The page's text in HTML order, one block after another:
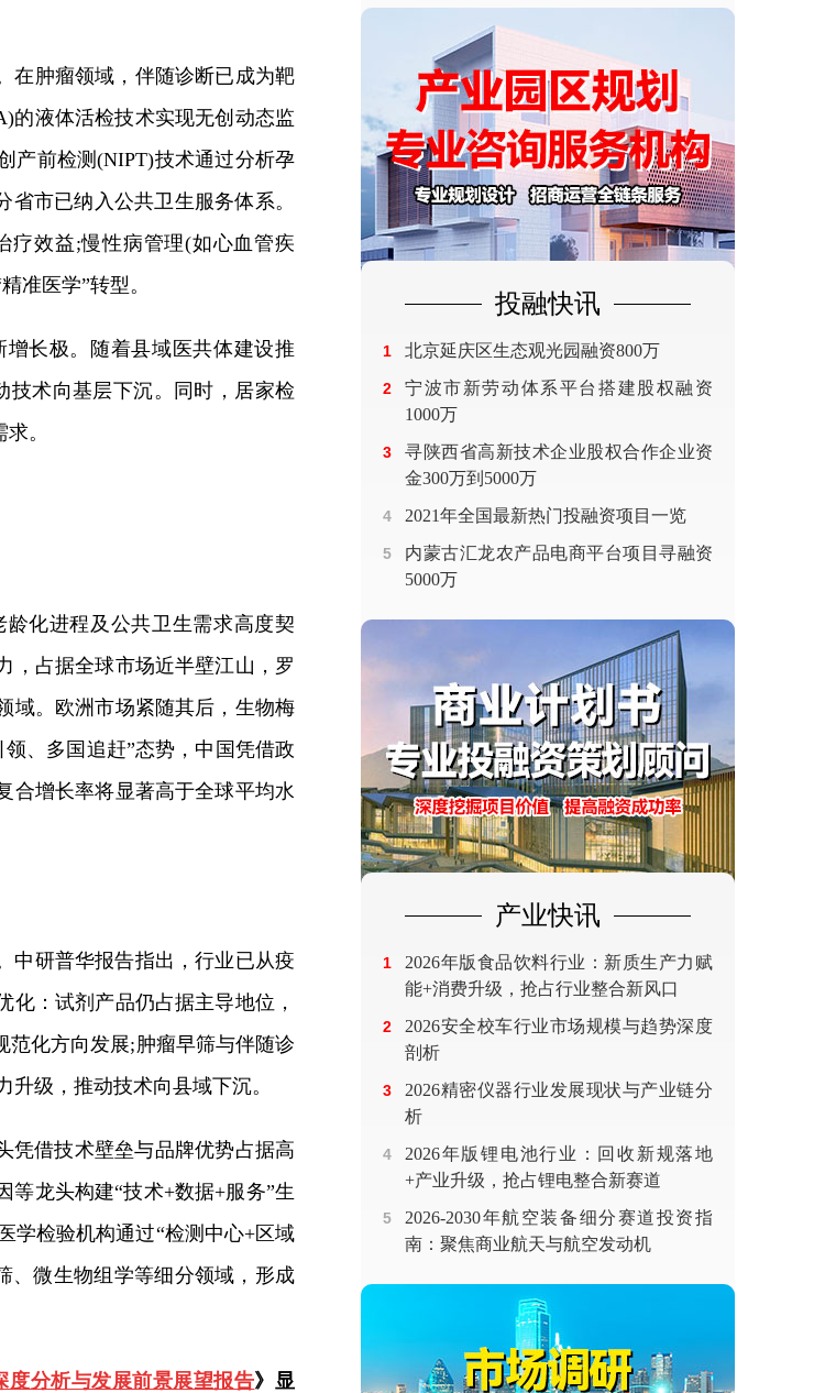
在肿瘤领域，伴随诊断已成为靶
的液体活检技术实现无创动态监
产前检测(NIPT)技术通过分析孕
市已纳入公共卫生服务体系。
疗效益;慢性病管理(如心血管疾
准医学”转型。
长极。随着县域医共体建设推
技术向基层下沉。同时，居家检
。
化进程及公共卫生需求高度契
，占据全球市场近半壁江山，罗
域。欧洲市场紧随其后，生物梅
、多国追赶”态势，中国凭借政
合增长率将显著高于全球平均水
中研普华报告指出，行业已从疫
：试剂产品仍占据主导地位，
化方向发展;肿瘤早筛与伴随诊
级，推动技术向县域下沉。
凭借技术壁垒与品牌优势占据高
龙头构建“技术+数据+服务”生
学检验机构通过“检测中心+区域
、微生物组学等细分领域，形成
度分析与发展前景展望报告》显
投融快讯
1 北京延庆区生态观光园融资800万
2
宁波市新劳动体系平台搭建股权融资
1000万
3
寻陕西省高新技术企业股权合作企业资
金300万到5000万
4 2021年全国最新热门投融资项目一览
5
内蒙古汇龙农产品电商平台项目寻融资
5000万
产业快讯
1
2026年版食品饮料行业：新质生产力赋
能+消费升级，抢占行业整合新风口
2
2026安全校车行业市场规模与趋势深度
剖析
3
2026精密仪器行业发展现状与产业链分
析
4
2026年版锂电池行业：回收新规落地
+产业升级，抢占锂电整合新赛道
5
2026-2030年航空装备细分赛道投资指
南：聚焦商业航天与航空发动机